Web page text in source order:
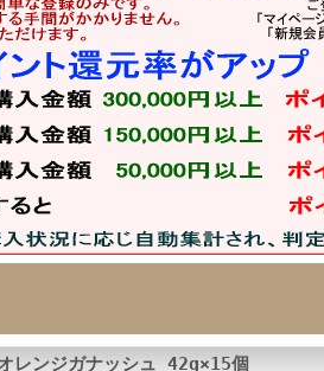
レンジガナッシュ 42g×15個